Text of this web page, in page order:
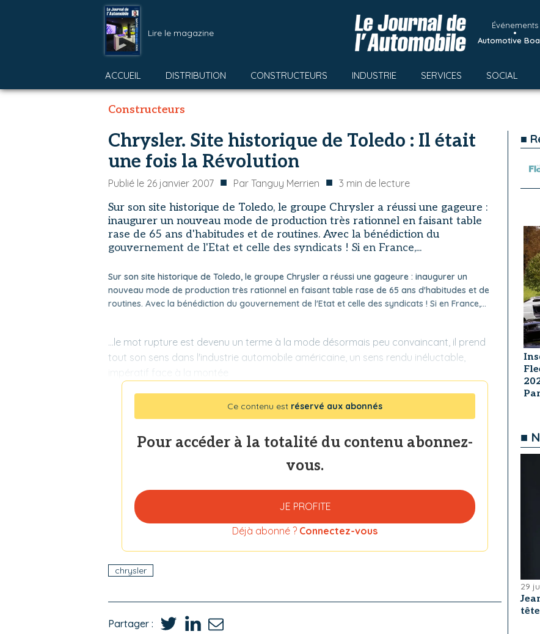
Lire le magazine
Événements
•
Automotive
ACCUEIL DISTRIBUTION CONSTRUCTEURS INDUSTRIE SERVICES SOCIAL
Constructeurs
Chrysler. Site historique de Toledo : Il était
une fois la Révolution
Publié le 26 janvier 2007 ■ Par Tanguy Merrien ■ 3 min de lecture
Sur son site historique de Toledo, le groupe Chrysler a réussi une gageure :
inaugurer un nouveau mode de production très rationnel en faisant table
rase de 65 ans d'habitudes et de routines. Avec la bénédiction du
gouvernement de l'Etat et celle des syndicats ! Si en France,...
Sur son site historique de Toledo, le groupe Chrysler a réussi une gageure : inaugurer un
nouveau mode de production très rationnel en faisant table rase de 65 ans d'habitudes et de
routines. Avec la bénédiction du gouvernement de l'Etat et celle des syndicats ! Si en France,...
...le mot rupture est devenu un terme à la mode désormais peu convaincant, il prend
tout son sens dans l'industrie automobile américaine, un sens rendu inéluctable,
impératif face à la montée
Ce contenu est réservé aux abonnés
Pour accéder à la totalité du contenu abonnez-
vous.
JE PROFITE
Déjà abonné ? Connectez-vous
chrysler
Partager :
■
■
29